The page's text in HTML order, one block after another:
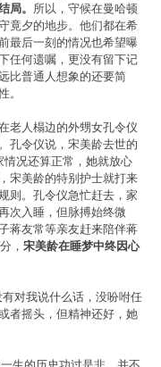
局。 所以，守候在曼哈顿
竟夕的地步。他们都在希
最后一刻的情况也希望曝
任何遗嘱，更没有留下记
比普通人想象的还要简
。
人榻边的外甥女孔令仪
孔令仪说，宋美龄去世的
况还算正常，她就放心
宋美龄的特别护士就打来
则。孔令仪急忙赶去，家
次入睡，但脉搏始终微
蒋友常等亲友赶来陪伴蒋
，宋美龄在睡梦中终因心
对我说什么话，没吩咐任
者摇头，但精神还好，她